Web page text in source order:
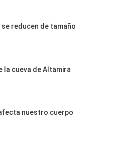
reducen de tamaño
la cueva de Altamira
nuestro cuerpo